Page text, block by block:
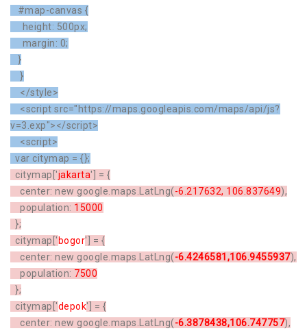
#map-canvas {
height: 500px;
margin: 0;
}
}
</style>
<script src="https://maps.googleapis.com/maps/api/js?
v=3.exp"></script>
<script>
var citymap = {};
citymap['jakarta'] = {
center: new google.maps.LatLng(-6.217632, 106.837649),
population: 15000
};
citymap[' bogor'] = {
center: new google.maps.LatLng(-6.4246581,106.9455937),
population: 7500
};
citymap['depok'] = {
center: new google.maps.LatLng(-6.3878438,106.747757),